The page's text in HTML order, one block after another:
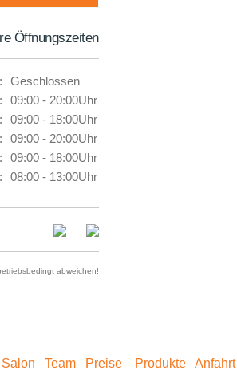
Öffnungszeiten
Geschlossen
09:00 - 20:00Uhr
09:00 - 18:00Uhr
09:00 - 20:00Uhr
09:00 - 18:00Uhr
08:00 - 13:00Uhr
abweichen!
Salon Team Preise Produkte Anfahrt